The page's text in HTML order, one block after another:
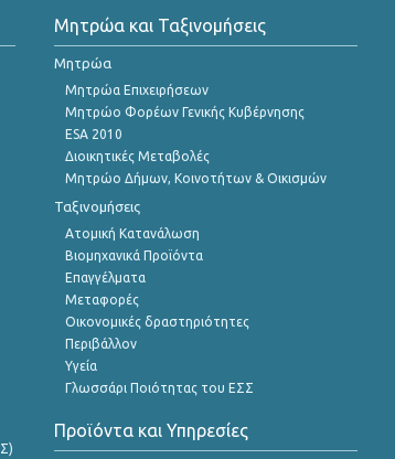
Μητρώα και Ταξινομήσεις
Μητρώα
Μητρώα Επιχειρήσεων
Μητρώο Φορέων Γενικής Κυβέρνησης
ESA 2010
Διοικητικές Μεταβολές
Μητρώο Δήμων, Κοινοτήτων & Οικισμών
Ταξινομήσεις
Ατομική Κατανάλωση
Βιομηχανικά Προϊόντα
Επαγγέλματα
Μεταφορές
Οικονομικές δραστηριότητες
Περιβάλλον
Υγεία
Γλωσσάρι Ποιότητας του ΕΣΣ
Προϊόντα και Υπηρεσίες